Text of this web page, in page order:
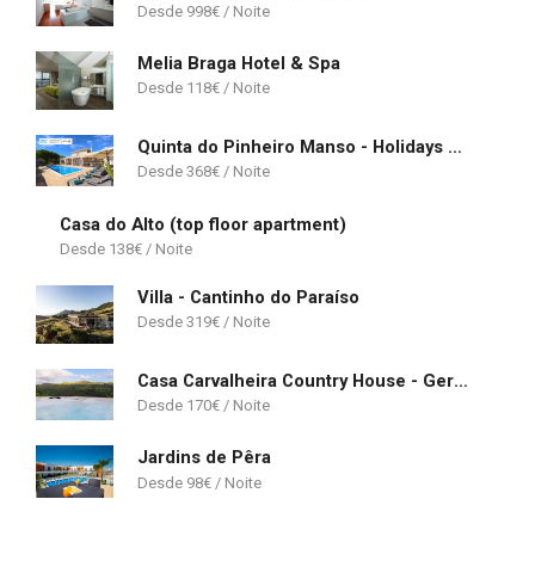
998€
Melia Braga Hotel & Spa
118€
Quinta do Pinheiro Manso - Holidays Villa - Marinha Beach
368€
Casa do Alto (top floor apartment)
138€
Villa - Cantinho do Paraíso
319€
Casa Carvalheira Country House - Gerês
170€
Jardins de Pêra
98€